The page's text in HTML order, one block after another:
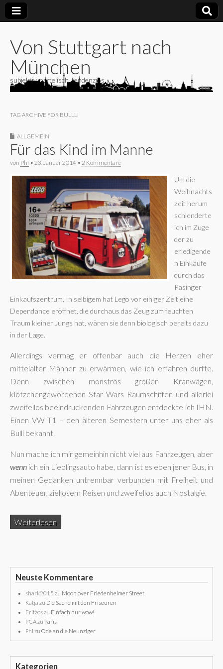
Von Stuttgart nach
München
subjektiv, parteiisch, tendenziös
TAG ARCHIVE FOR BULLLI
ALLGEMEIN
Für das Kind im Manne
von Phi • 23. Januar 2014 • 2 Kommentare
Um die
Weihnachts
zeit herum
schlenderte
ich im Zuge
der zu
erledigende
n Einkäufe
durch das
Pasinger
Einkaufszentrum. In selbigem hat Lego vor einiger Zeit eine
Dependance eröffnet, die durchaus das Zeug zum feuchten
Traum kleiner Jungs hat, wären sie denn biologisch bereits dazu
in der Lage.
Allerdings vermag er offenbar auch die Herzen eher
mittelalter Männer zu erwärmen, wie ich erfahren durfte.
Denn zwischen monströs großen Kranwägen,
klötzchengewordenen Star Wars Raumschiffen und allerlei
zweifellos beeindruckenden Fahrzeugen entdeckte ich IHN.
Einen VW T1 – den älteren Semestern unter uns eher als
Bulli bekannt.
Nun mache ich mir gemeinhin nicht viel aus Fahrzeugen, aber
wenn ich ein Lieblingsauto habe, dann ist es eben jener Bus, in
meinen Gedanken untrennbar verbunden mit Freiheit und
Abenteuer, ziellosem Reisen und zweifellos auch Nostalgie.
Weiterlesen
Neuste Kommentare
shark2015 zu Moon over Friedenheimer Street
Katja zu Die Sache mit den Friseuren
Fritzoszu Einfach nur wow!
PGAzu Paris
Phi zu Ode an die Neunziger
Kategorien